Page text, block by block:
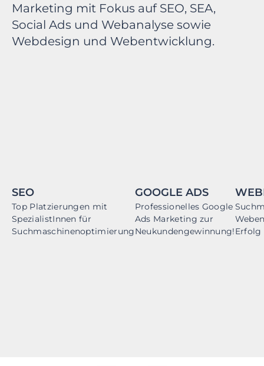
Marketing mit Fokus auf SEO, SEA,
Social Ads und Webanalyse sowie
Webdesign und Webentwicklung.
SEO
Top Platzierungen mit
SpezialistInnen für
Suchmaschinenoptimierung
GOOGLE ADS
Professionelles Google
Ads Marketing zur
Neukundengewinnung!Erfolg